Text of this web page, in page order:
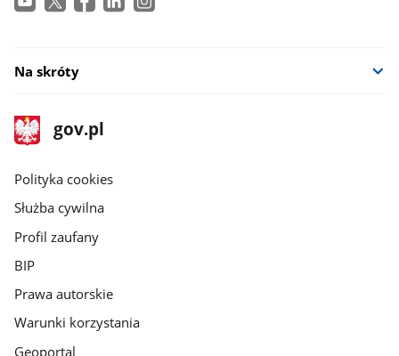
Na skróty
stopka
gov.pl
Strona
gov.pl
gov.pl
Polityka cookies
Służba cywilna
Profil zaufany
BIP
Prawa autorskie
Warunki korzystania
Geoportal